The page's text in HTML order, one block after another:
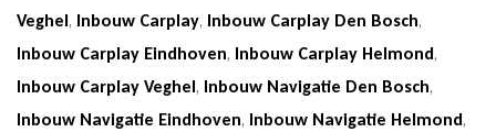
Veghel, Inbouw Carplay, Inbouw Carplay Den Bosch,
Inbouw Carplay Eindhoven, Inbouw Carplay Helmond,
Inbouw Carplay Veghel, Inbouw Navigatie Den Bosch,
Inbouw Navigatie Eindhoven, Inbouw Navigatie Helmond,